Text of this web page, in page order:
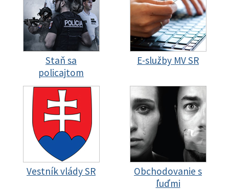
Staň sa
policajtom
E-služby MV SR
Vestník vlády SR
Obchodovanie s
ľuďmi